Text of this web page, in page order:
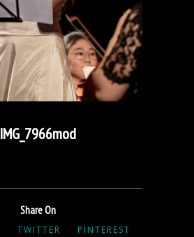
IMG_7966mod
Share On
TWITTER
PINTEREST